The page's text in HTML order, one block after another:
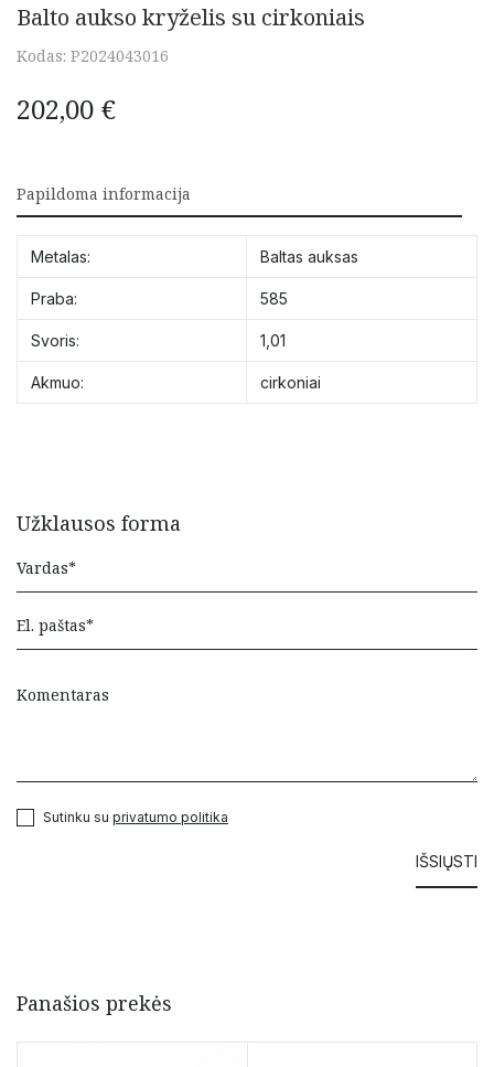
Balto aukso kryželis su cirkoniais
Kodas: P2024043016
202,00 €
Papildoma informacija
Metalas: Baltas auksas
Praba: 585
Svoris: 1,01
Akmuo: cirkoniai
Užklausos forma
Sutinku su privatumo politika
Panašios prekės